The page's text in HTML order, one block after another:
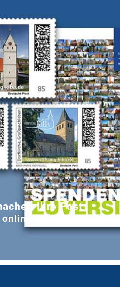
Ihre Post
bestellen